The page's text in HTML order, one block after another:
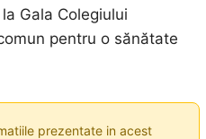
Gala Colegiului
pentru o sănătate
prezentate in acest